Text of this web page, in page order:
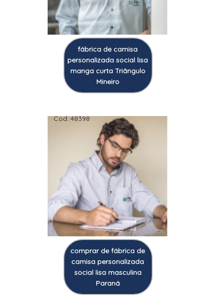
fábrica de camisa
personalizada social lisa
manga curta Triângulo
Mineiro
Cod.:48398
comprar de fábrica de
camisa personalizada
social lisa masculina
Paraná